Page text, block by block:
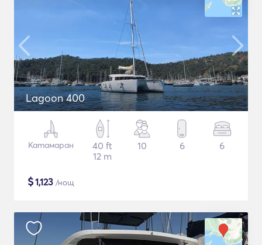
Lagoon 400
Катамаран
40 ft
12 m
10 6 6
$1,123 /нощ